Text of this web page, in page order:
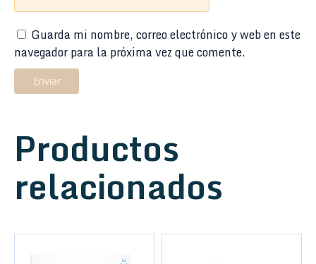
Guarda mi nombre, correo electrónico y web en este
navegador para la próxima vez que comente.
Productos
relacionados